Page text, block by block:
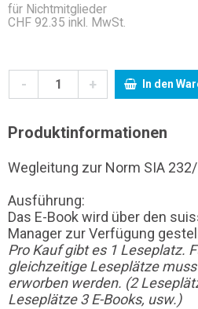
für Nichtmitglieder
CHF 92.35 inkl. MwSt.
- + In den
Produktinformationen
Wegleitung zur Norm SIA
Ausführung:
Das E-Book wird über den
Manager zur Verfügung
Pro Kauf gibt es 1 Leseplatz.
gleichzeitige Leseplätze
erworben werden. (2
Leseplätze 3 E-Books, usw.)